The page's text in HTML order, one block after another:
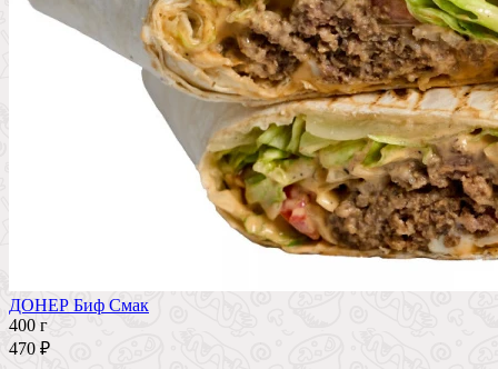
ДОНЕР Биф Смак
400 г
470 ₽